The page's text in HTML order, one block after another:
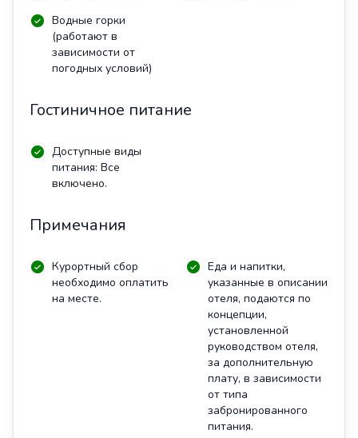
Водные горки
(работают в
зависимости от
погодных условий)
Гостиничное питание
Доступные виды
питания: Все
включено.
Примечания
Курортный сбор
необходимо оплатить
на месте.
Еда и напитки,
указанные в описании
отеля, подаются по
концепции,
установленной
руководством отеля,
за дополнительную
плату, в зависимости
от типа
забронированного
питания.